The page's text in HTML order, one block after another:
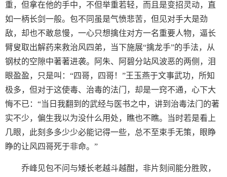
重，但拿在他的手中，不但举重若轻，而且是变招灵动，直
如一柄长剑一般。包不同虽是气愤悲苦，但见对手大是劲
敌，却也不敢怠慢，一心只想擒住对方一名重要人物，逼长
臂叟取出解药来救治风四弟，当下施展“擒龙手”的手法，从
钢杖的空隙中著著进袭。阿朱、阿碧分站风波恶的两侧，泪
眼盈盈，只是叫：“四哥，四哥！”王玉燕于文事武功，所知
极多，但对于这使毒、治毒的法门，却是一窍不通，心下大
悔不已：“当日我翻到的武经与医书之中，讲到治毒法门的著
实不少，偏生我以为没什么用处，瞧也不瞧。当时若是看上
几眼，此刻多多少少必能记得一些，总不至束手无策，眼睁
睁的让风四哥死于非命。”
乔峰见包不问与矮长老越斗越酣，非片刻间能分胜败，